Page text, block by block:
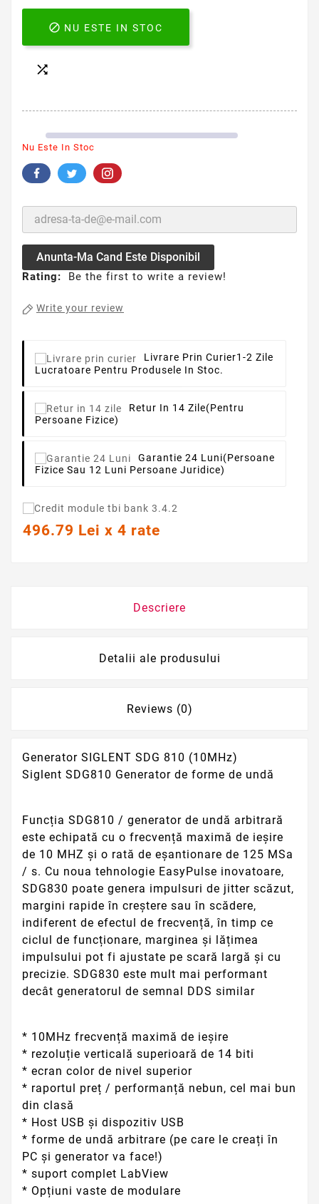
 NU ESTE IN STOC

Nu Este In Stoc
Anunta-Ma Cand Este Disponibil
Rating: Be the first to write a review!
Write your review
Livrare Prin Curier1-2 Zile
Lucratoare Pentru Produsele In Stoc.
Retur In 14 Zile(pentru
Persoane Fizice)
Garantie 24 Luni(persoane
Fizice Sau 12 Luni Persoane Juridice)
496.79 Lei x 4 rate
Descriere
Detalii ale produsului
Reviews (0)
Generator SIGLENT SDG 810 (10MHz)
Siglent SDG810 Generator de forme de undă
Funcția SDG810 / generator de undă arbitrară
este echipată cu o frecvență maximă de ieșire
de 10 MHZ și o rată de eșantionare de 125 MSa
/ s. Cu noua tehnologie EasyPulse inovatoare,
SDG830 poate genera impulsuri de jitter scăzut,
margini rapide în creștere sau în scădere,
indiferent de efectul de frecvență, în timp ce
ciclul de funcționare, marginea și lățimea
impulsului pot fi ajustate pe scară largă și cu
precizie. SDG830 este mult mai performant
decât generatorul de semnal DDS similar
* 10MHz frecvență maximă de ieșire
* rezoluție verticală superioară de 14 biti
* ecran color de nivel superior
* raportul preț / performanță nebun, cel mai bun
din clasă
* Host USB și dispozitiv USB
* forme de undă arbitrare (pe care le creați în
PC și generator va face!)
* suport complet LabView
* Opțiuni vaste de modulare